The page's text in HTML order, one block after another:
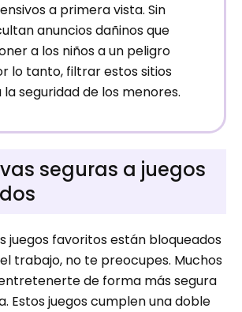
a primera vista. Sin
anuncios dañinos que
a los niños a un peligro
lo tanto, filtrar estos sitios
seguridad de los menores.
seguras a juegos
juegos favoritos están bloqueados
trabajo, no te preocupes. Muchos
de forma más segura
Estos juegos cumplen una doble